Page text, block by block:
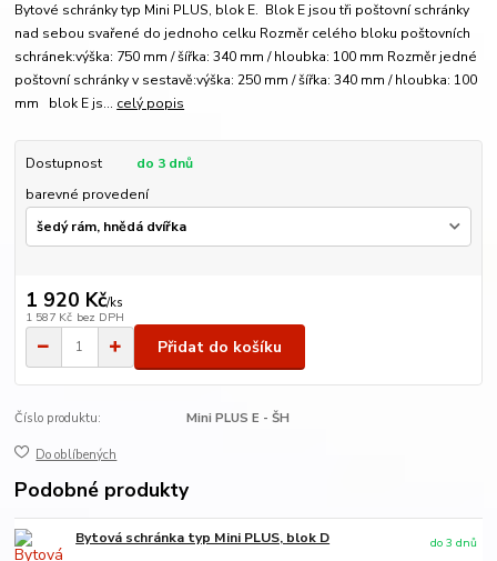
Bytové schránky typ Mini PLUS, blok E. Blok E jsou tři poštovní schránky
nad sebou svařené do jednoho celku Rozměr celého bloku poštovních
schránek:výška: 750 mm / šířka: 340 mm / hloubka: 100 mm Rozměr jedné
poštovní schránky v sestavě:výška: 250 mm / šířka: 340 mm / hloubka: 100
mm blok E js... celý popis
Dostupnost
do 3 dnů
barevné provedení
1 920 Kč/ks
1 587 Kč bez DPH
Přidat do košíku
Číslo produktu: Mini PLUS E - ŠH
Do oblíbených
Podobné produkty
Bytová schránka typ Mini PLUS, blok D do 3 dnů